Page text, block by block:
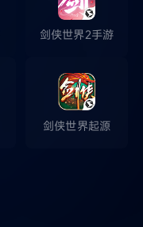
剑侠世界2手游
剑侠世界起源